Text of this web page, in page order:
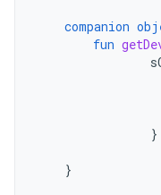
companion
fun
}
}